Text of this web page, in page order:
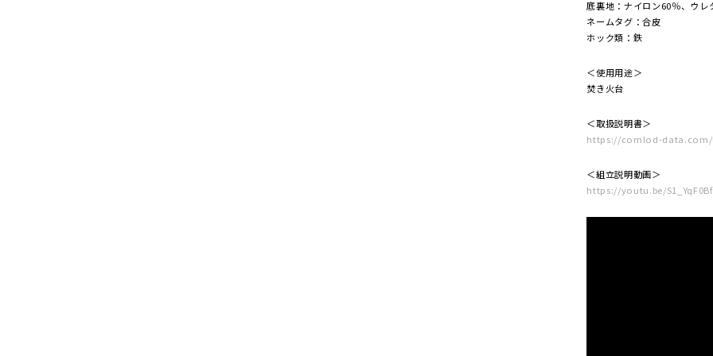
底裏地：ナイロン60％、ウレ
ネームタグ：合皮
ホック類：鉄
＜使用用途＞
焚き火台
＜取扱説明書＞
https://comlod-
＜組立説明動画＞
https://youtu.be/